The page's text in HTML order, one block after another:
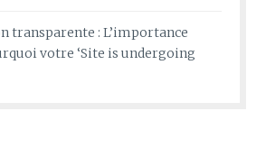
transparente : L’importance
votre ‘Site is undergoing